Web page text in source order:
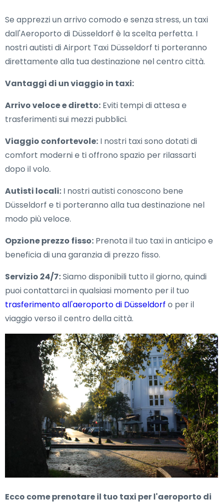
Se apprezzi un arrivo comodo e senza stress, un taxi
dall'Aeroporto di Düsseldorf è la scelta perfetta. I
nostri autisti di Airport Taxi Düsseldorf ti porteranno
direttamente alla tua destinazione nel centro città.
Vantaggi di un viaggio in taxi:
Arrivo veloce e diretto: Eviti tempi di attesa e
trasferimenti sui mezzi pubblici.
Viaggio confortevole: I nostri taxi sono dotati di
comfort moderni e ti offrono spazio per rilassarti
dopo il volo.
Autisti locali: I nostri autisti conoscono bene
Düsseldorf e ti porteranno alla tua destinazione nel
modo più veloce.
Opzione prezzo fisso: Prenota il tuo taxi in anticipo e
beneficia di una garanzia di prezzo fisso.
Servizio 24/7:Siamo disponibili tutto il giorno, quindi
puoi contattarci in qualsiasi momento per il tuo
trasferimento all'aeroporto di Düsseldorf o per il
viaggio verso il centro della città.
Ecco come prenotare il tuo taxi per l'aeroporto di